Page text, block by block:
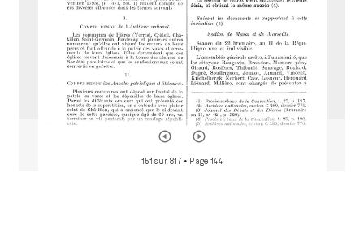
151 sur 817 • Page 144